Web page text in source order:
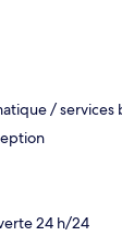
/ services
24 h/24